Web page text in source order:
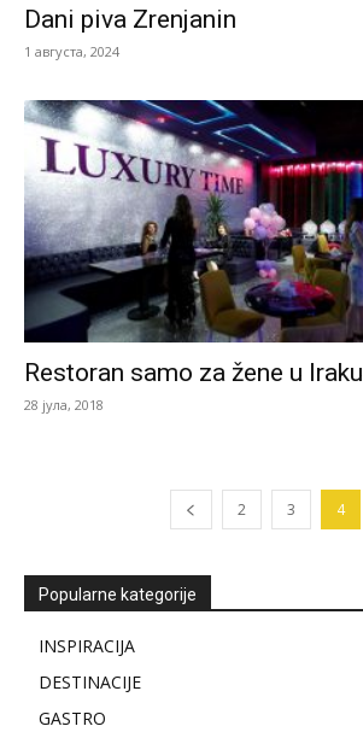
Dani piva Zrenjanin
1 августа, 2024
Restoran samo za žene u Iraku
28 јула, 2018
2 3 4
Popularne kategorije
INSPIRACIJA
DESTINACIJE
GASTRO